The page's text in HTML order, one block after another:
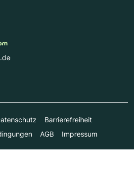
Barrierefreiheit
AGB Impressum